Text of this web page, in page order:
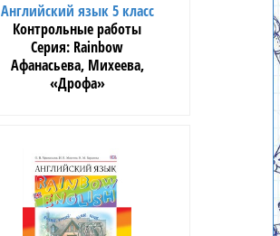
Английский язык 5 класс
Контрольные работы
Rainbow
Афанасьева, Михеева,
«Дрофа»